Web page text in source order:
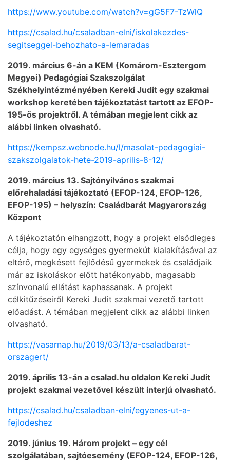
https://www.youtube.com/watch?v=gG5F7-TzWlQ
https://csalad.hu/csaladban-elni/iskolakezdes-
segitseggel-behozhato-a-lemaradas
2019. március 6-án a KEM (Komárom-Esztergom
Megyei) Pedagógiai Szakszolgálat
Székhelyintézményében Kereki Judit egy szakmai
workshop keretében tájékoztatást tartott az EFOP-
195-ös projektről. A témában megjelent cikk az
alábbi linken olvasható.
https://kempsz.webnode.hu/l/masolat-pedagogiai-
szakszolgalatok-hete-2019-aprilis-8-12/
2019. március 13. Sajtónyilvános szakmai
előrehaladási tájékoztató (EFOP-124, EFOP-126,
EFOP-195) – helyszín: Családbarát Magyarország
Központ
A tájékoztatón elhangzott, hogy a projekt elsődleges
célja, hogy egy egységes gyermekút kialakításával az
eltérő, megkésett fejlődésű gyermekek és családjaik
már az iskoláskor előtt hatékonyabb, magasabb
színvonalú ellátást kaphassanak. A projekt
célkitűzéseiről Kereki Judit szakmai vezető tartott
előadást. A témában megjelent cikk az alábbi linken
olvasható.
https://vasarnap.hu/2019/03/13/a-csaladbarat-
orszagert/
2019. április 13-án a csalad.hu oldalon Kereki Judit
projekt szakmai vezetővel készült interjú olvasható.
https://csalad.hu/csaladban-elni/egyenes-ut-a-
fejlodeshez
2019. június 19. Három projekt – egy cél
szolgálatában, sajtóesemény (EFOP-124, EFOP-126,